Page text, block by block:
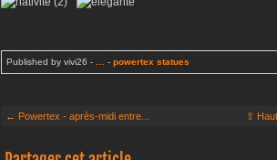
Published by vivi26 - - powertex statues
← Powertex - après-midi entre... ⇧ Haut